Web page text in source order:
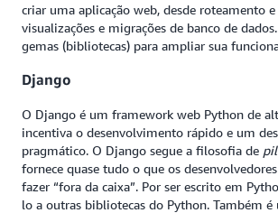
criar uma aplicação web, desde roteamento
visualizações e migrações de banco de
gemas (bibliotecas) para ampliar sua
Django
O Django é um framework web Python de
incentiva o desenvolvimento rápido e um
pragmático. O Django segue a filosofia de
fornece quase tudo o que os
fazer “fora da caixa”. Por ser escrito em
lo a outras bibliotecas do Python. Também é